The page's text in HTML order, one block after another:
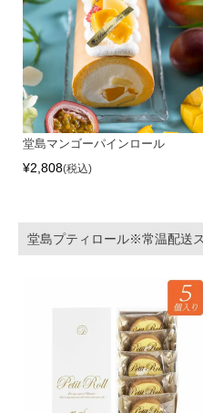
堂島マンゴーパインロール
¥2,808 税込
堂島プティロール※常温配送